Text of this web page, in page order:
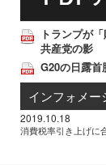
トランプが
共産党の影
G20の日露
インフォメー
2019.10.18
消費税率引き上げに